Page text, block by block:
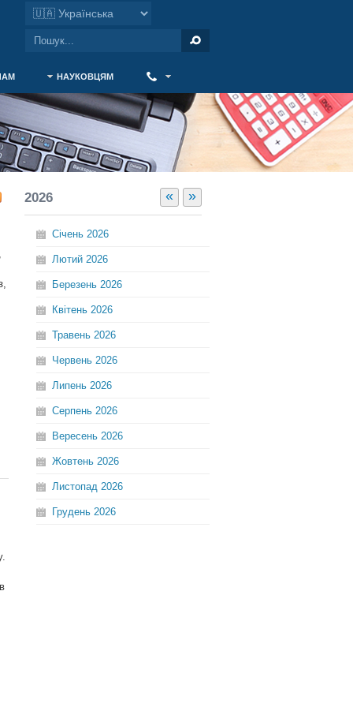
НАУКОВЦЯМ
« »
2026
Січень 2026
Лютий 2026
Березень 2026
Квітень 2026
Травень 2026
Червень 2026
Липень 2026
Серпень 2026
Вересень 2026
Жовтень 2026
Листопад 2026
Грудень 2026